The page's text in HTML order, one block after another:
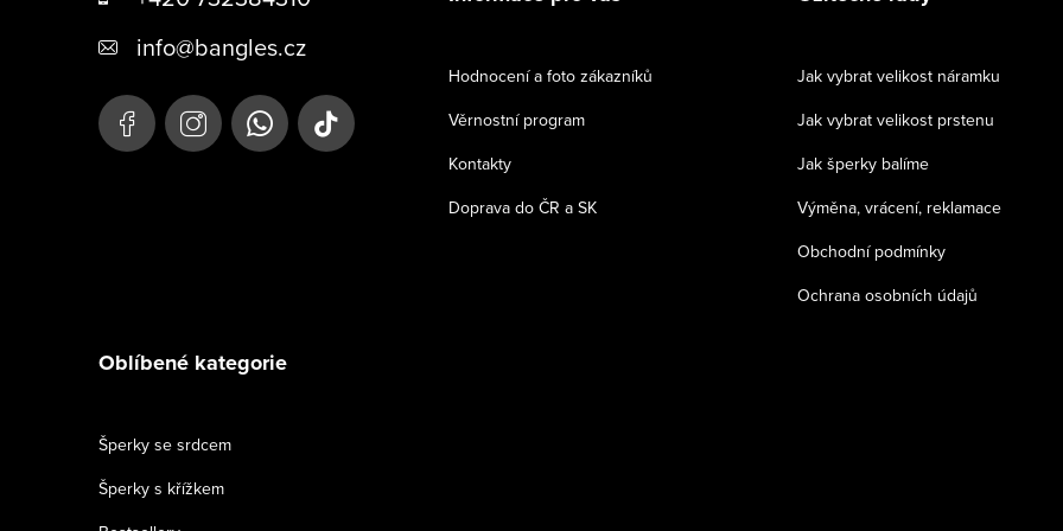
info@bangles.cz
Hodnocení a foto zákazníků
Věrnostní program
Kontakty
Doprava do ČR a SK
Jak vybrat velikost náramku
Jak vybrat velikost prstenu
Jak šperky balíme
Výměna, vrácení, reklamace
Obchodní podmínky
Ochrana osobních údajů
Oblíbené kategorie
Šperky se srdcem
Šperky s křížkem